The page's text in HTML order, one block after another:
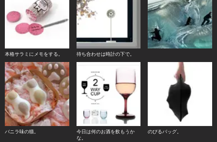
本格サラミにメモをする。 待ち合わせは時計の下で。
バニラ味の猫。
今日は何のお酒を飲もうか
な。
のびるバッグ。